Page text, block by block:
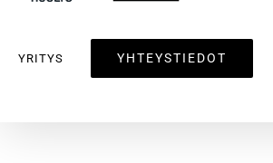
YRITYS YHTEYSTIEDOT